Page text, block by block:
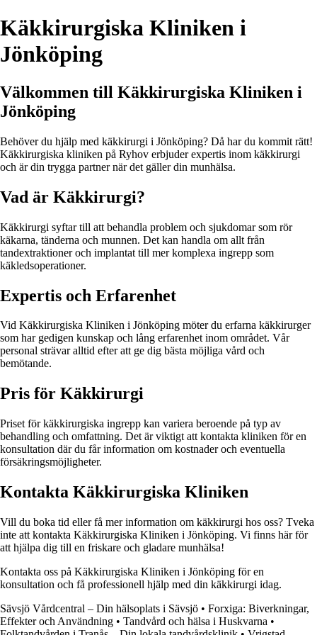
Käkkirurgiska Kliniken i
Jönköping
Välkommen till Käkkirurgiska Kliniken i
Jönköping
Behöver du hjälp med käkkirurgi i Jönköping? Då har du kommit rätt!
Käkkirurgiska kliniken på Ryhov erbjuder expertis inom käkkirurgi
och är din trygga partner när det gäller din munhälsa.
Vad är Käkkirurgi?
Käkkirurgi syftar till att behandla problem och sjukdomar som rör
käkarna, tänderna och munnen. Det kan handla om allt från
tandextraktioner och implantat till mer komplexa ingrepp som
käkledsoperationer.
Expertis och Erfarenhet
Vid Käkkirurgiska Kliniken i Jönköping möter du erfarna käkkirurger
som har gedigen kunskap och lång erfarenhet inom området. Vår
personal strävar alltid efter att ge dig bästa möjliga vård och
bemötande.
Pris för Käkkirurgi
Priset för käkkirurgiska ingrepp kan variera beroende på typ av
behandling och omfattning. Det är viktigt att kontakta kliniken för en
konsultation där du får information om kostnader och eventuella
försäkringsmöjligheter.
Kontakta Käkkirurgiska Kliniken
Vill du boka tid eller få mer information om käkkirurgi hos oss? Tveka
inte att kontakta Käkkirurgiska Kliniken i Jönköping. Vi finns här för
att hjälpa dig till en friskare och gladare munhälsa!
Kontakta oss på Käkkirurgiska Kliniken i Jönköping för en
konsultation och få professionell hjälp med din käkkirurgi idag.
Sävsjö Vårdcentral – Din hälsoplats i Sävsjö • Forxiga: Biverkningar,
Effekter och Användning • Tandvård och hälsa i Huskvarna •